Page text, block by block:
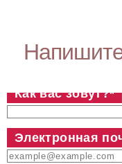
Как вас зовут?*
Электронная